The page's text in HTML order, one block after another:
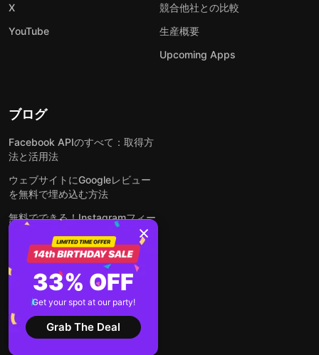
X
YouTube
競合他社との比較
生産概要
Upcoming Apps
ブログ
Facebook APIのすべて：取得方
法と活用法
ウェブサイトにGoogleレビュー
を無料で埋め込む方法
無料でできる！Instagramフィー
ドをウェブサイトに埋め込む方法
どんなウェブサイトにも無料でフ
ォームを埋め込む方法
WordPressサイトにLinkedInフ
ィードを埋め込む方法は？
全ての投稿を見る
33% OFF
Get your spot at our party!
Grab The Deal